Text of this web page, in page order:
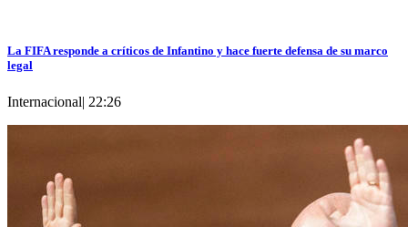
La FIFA responde a críticos de Infantino y hace fuerte defensa de su marco
legal
Internacional| 22:26